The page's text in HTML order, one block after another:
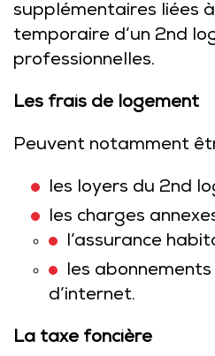
supplémentaires liées
temporaire d’un 2nd
professionnelles.
Les frais de logement
Peuvent notamment
les loyers du 2nd
les charges
l’assurance
les abonnements
d’internet.
La taxe foncière